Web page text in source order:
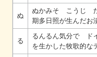
ぬ
ぬかみそ こうじ た
期多日照が生んだお
る
るんるん気分で ド
を生かした牧歌的な